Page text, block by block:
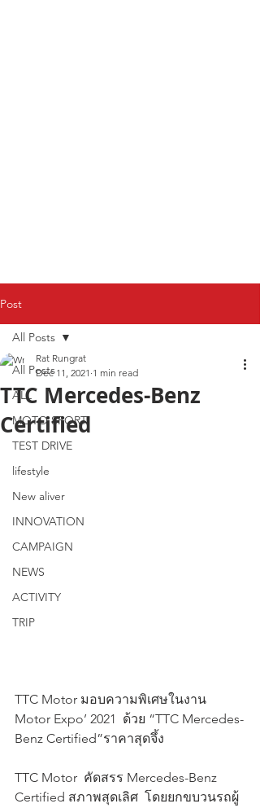
Post
All Posts
ALL
MOTO SPORT
TEST DRIVE
lifestyle
New aliver
INNOVATION
CAMPAIGN
NEWS
ACTIVITY
TRIP
All Posts
TTC Mercedes-Benz
Certified
Rat Rungrat
Dec 11, 2021 1 min read
TTC Motor มอบความพิเศษในงาน
Motor Expo’ 2021  ด้วย “TTC Mercedes-
Benz Certified”ราคาสุดจึ้ง
TTC Motor  คัดสรร Mercedes-Benz
Certified สภาพสุดเลิศ  โดยยกขบวนรถผู้